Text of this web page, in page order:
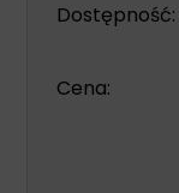
Dostępność:
Cena: